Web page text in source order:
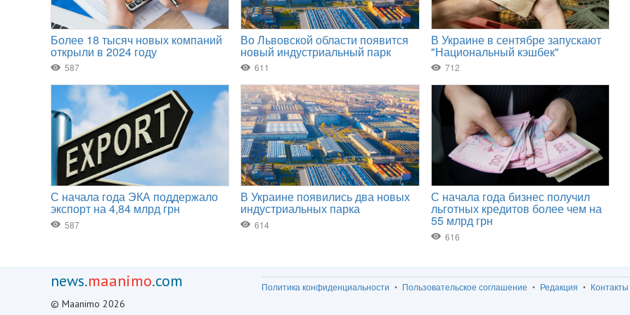
news.maanimo.com
© Maanimo 2026
Политика конфиденциальности Пользовательское соглашение Редакция Контакты